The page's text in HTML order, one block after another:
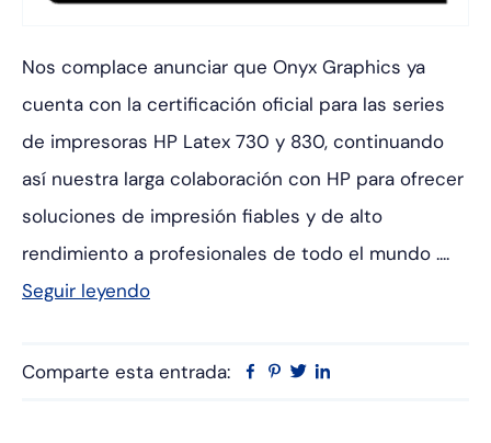
Nos complace anunciar que Onyx Graphics ya
cuenta con la certificación oficial para las series
de impresoras HP Latex 730 y 830, continuando
así nuestra larga colaboración con HP para ofrecer
soluciones de impresión fiables y de alto
rendimiento a profesionales de todo el mundo ....
Seguir leyendo
Comparte esta entrada: Facebook
Pinterest
Twitter